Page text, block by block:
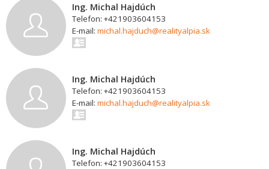
Ing. Michal Hajdúch
Telefon: +421903604153
E-mail: michal.hajduch@realityalpia.sk
Ing. Michal Hajdúch
Telefon: +421903604153
E-mail: michal.hajduch@realityalpia.sk
Ing. Michal Hajdúch
Telefon: +421903604153